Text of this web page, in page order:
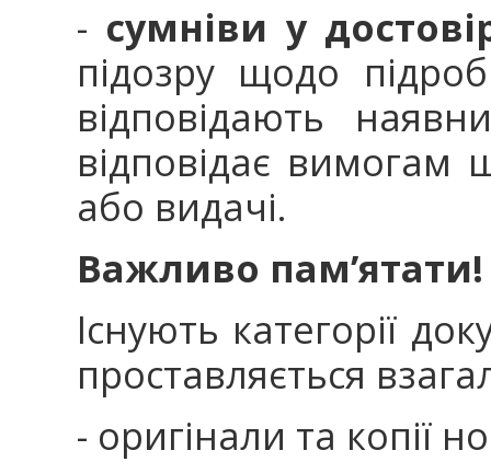
- сумніви у
підозру щодо
відповідають
відповідає
або видачі.
Важливо пам’ятати!
Існують категорії
проставляється
- оригінали та копії